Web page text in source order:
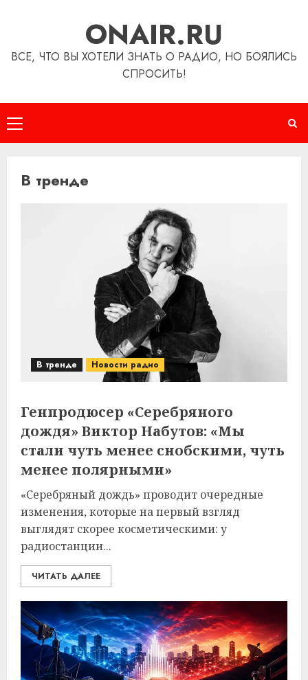
ONAIR.RU
ВСЕ, ЧТО ВЫ ХОТЕЛИ ЗНАТЬ О РАДИО, НО БОЯЛИСЬ
СПРОСИТЬ!
Основное
меню
В тренде
В тренде Новости радио
Генпродюсер «Серебряного
дождя» Виктор Набутов: «Мы
стали чуть менее снобскими, чуть
менее полярными»
«Серебряный дождь» проводит очередные
изменения, которые на первый взгляд
выглядят скорее косметическими: у
радиостанции...
ЧИТАТЬ ДАЛЕЕ